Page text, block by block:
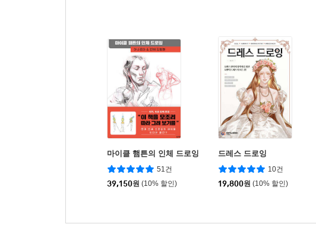
마이클 햄튼의 인체 드로잉
51건
39,150원 (10% 할인)
드레스 드로잉
10건
19,800원 (10% 할인)